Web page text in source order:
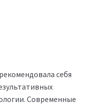
себя
Современные